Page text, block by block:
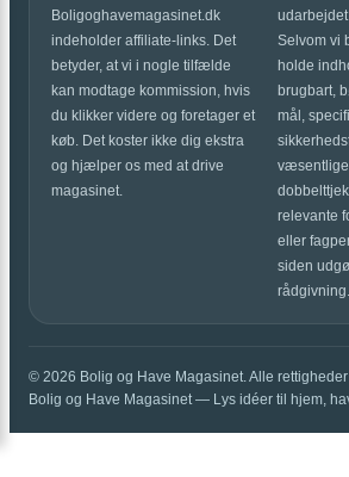
Boligoghavemagasinet.dk
indeholder affiliate-links. Det
betyder, at vi i nogle tilfælde
kan modtage kommission, hvis
du klikker videre og foretager et
køb. Det koster ikke dig ekstra
og hjælper os med at drive
magasinet.
Selvom vi
holde
brugbart,
mål,
relevante
eller
siden
rådgivning.
© 2026 Bolig og Have Magasinet. Alle
Bolig og Have Magasinet — Lys idéer til hjem,